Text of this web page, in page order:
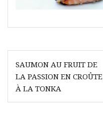
Navigation
de
l’article
SAUMON AU FRUIT DE
LA PASSION EN CROÛTE
À LA TONKA